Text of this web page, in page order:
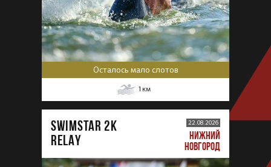
Осталось мало слотов
1 км
SWIMSTAR 2K
RELAY
22.08.2026
НИЖНИЙ
НОВГОРОД